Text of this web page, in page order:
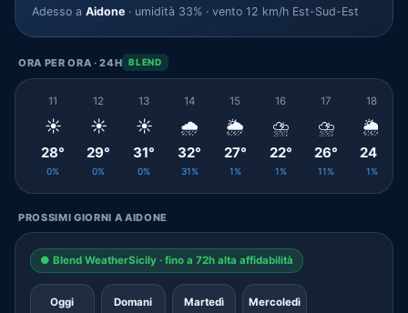
Adesso a Aidone · umidità 33% · vento 12 km/h Est-Sud-Est
ORA PER ORA · 24H BLEND
11
☀️
28°
0%
12
☀️
29°
0%
13
☀️
31°
0%
14
🌧️
32°
31%
15
🌦️
27°
1%
16
⛈️
22°
1%
17
⛈️
26°
11%
18
🌦️
24°
1%
PROSSIMI GIORNI A AIDONE
● Blend WeatherSicily · fino a 72h alta affidabilità
Oggi Domani Martedì Mercoledì